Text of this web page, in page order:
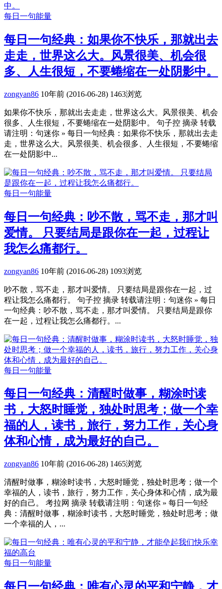
每日一句能量
每日一句经典：如果你不快乐，那就出去
走走，世界这么大。风景很美、机会很
多、人生很短，不要蜷缩在一处阴影中。
zongyan86 10年前 (2016-06-28) 1463浏览
如果你不快乐，那就出去走走，世界这么大。风景很美、机会
很多、人生很短，不要蜷缩在一处阴影中。 句子控 摘录 转载
请注明：句迷你 » 每日一句经典：如果你不快乐，那就出去走
走，世界这么大。风景很美、机会很多、人生很短，不要蜷缩
在一处阴影中...
每日一句能量
每日一句经典：吵不散，骂不走，那才叫
爱情。 只要结局是跟你在一起，过程让
我怎么痛都行。
zongyan86 10年前 (2016-06-28) 1093浏览
吵不散，骂不走，那才叫爱情。 只要结局是跟你在一起，过
程让我怎么痛都行。 句子控 摘录 转载请注明：句迷你 » 每日
一句经典：吵不散，骂不走，那才叫爱情。 只要结局是跟你
在一起，过程让我怎么痛都行。...
每日一句能量
每日一句经典：清醒时做事，糊涂时读
书，大怒时睡觉，独处时思考；做一个幸
福的人，读书，旅行，努力工作，关心身
体和心情，成为最好的自己。
zongyan86 10年前 (2016-06-28) 1465浏览
清醒时做事，糊涂时读书，大怒时睡觉，独处时思考；做一个
幸福的人，读书，旅行，努力工作，关心身体和心情，成为最
好的自己。 考拉网 摘录 转载请注明：句迷你 » 每日一句经
典：清醒时做事，糊涂时读书，大怒时睡觉，独处时思考；做
一个幸福的人，...
每日一句能量